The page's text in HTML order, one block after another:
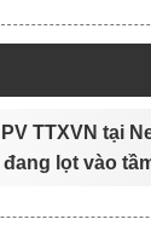
TTXVN tại
đang lọt vào